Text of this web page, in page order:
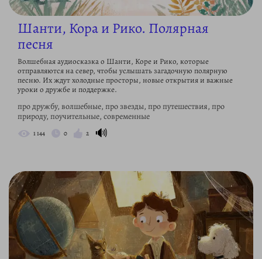
Шанти, Кора и Рико. Полярная
песня
Волшебная аудиосказка о Шанти, Коре и Рико, которые
отправляются на север, чтобы услышать загадочную полярную
песню. Их ждут холодные просторы, новые открытия и важные
уроки о дружбе и поддержке.
про дружбу, волшебные, про звезды, про путешествия, про
природу, поучительные, современные
1 144 0 2 🔊